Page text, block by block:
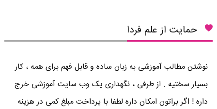
حمایت از علم فردا
نوشتن مطالب آموزشی به زبان ساده و قابل فهم برای همه ، کار
بسیار سختیه . از طرفی ، نگهداری یک وب سایت آموزشی خرج
داره ! اگر براتون امکان داره لطفا با پرداخت مبلغ کمی در هزینه